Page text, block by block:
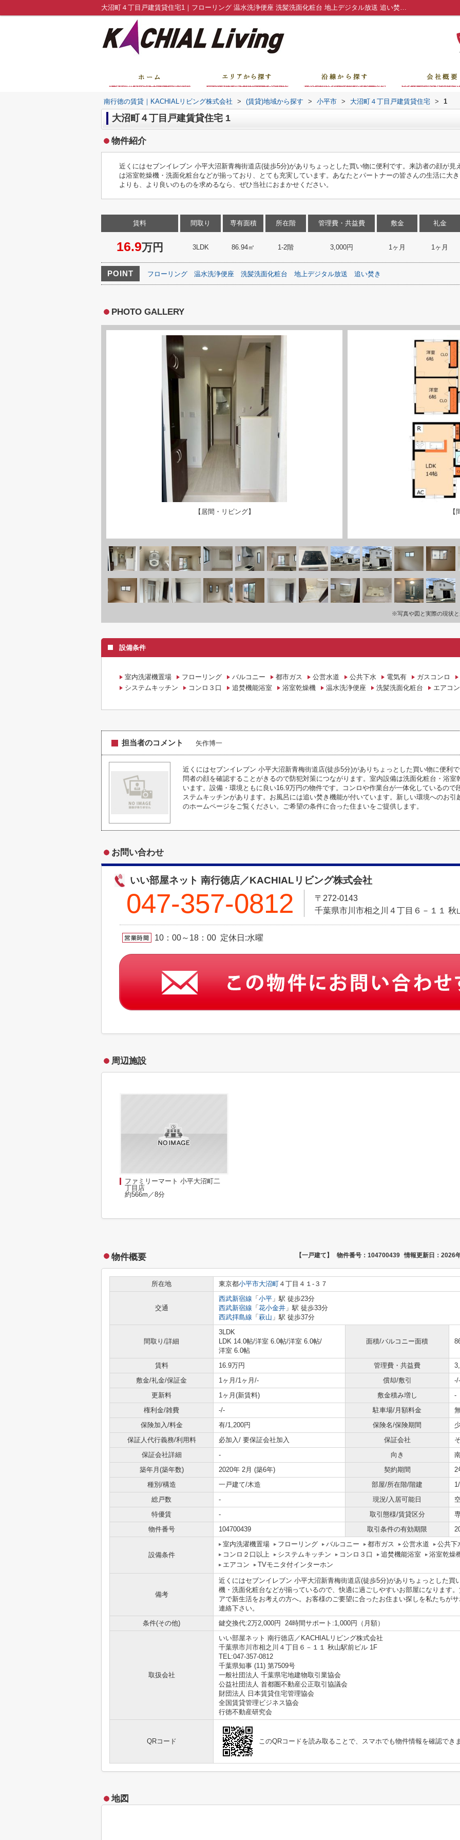
大沼町４丁目戸建賃貸住宅1｜フローリング 温水洗浄便座 洗髪洗面化粧台 地上デジタル放送 追い焚き｜南行徳の賃貸｜KACHIALリビング株式会社
南行徳の賃貸｜KACHIALリビング株式会社 > (賃貸)地域から探す > 小平市 > 大沼町４丁目戸建賃貸住宅 > 1
大沼町４丁目戸建賃貸住宅 1
物件紹介
近くにはセブンイレブン 小平大沼新青梅街道店(徒歩5分)がありちょっとした買い物に便利です。来訪者の顔が見
は浴室乾燥機・洗面化粧台などが揃っており、とても充実しています。あなたとパートナーの皆さんの生活に大
よりも、より良いのものを求めるなら、ぜひ当社におまかせください。
賃料
16.9万円
間取り
3LDK
専有面積
86.94㎡
所在階
1-2階
管理費・共益費
3,000円
敷金
1ヶ月
礼金
1ヶ月
POINT フローリング 温水洗浄便座 洗髪洗面化粧台 地上デジタル放送 追い焚き
PHOTO GALLERY
【居間・リビング】 【
※写真や図と実際の現状
設備条件
室内洗濯機置場 フローリング バルコニー 都市ガス 公営水道 公共下水 電気有
ガスコンロ
システムキッチン
コンロ３口 追焚機能浴室 浴室乾燥機 温水洗浄便座 洗髪洗面化粧台 エアコン
担当者のコメント 矢作博一
近くにはセブンイレブン 小平大沼新青梅街道店(徒歩5分)がありちょっとした買い物に便利
問者の顔を確認することがきるので防犯対策につながります。室内設備は洗面化粧台・浴
います。設備・環境ともに良い16.9万円の物件です。コンロや作業台が一体化しているので
ステムキッチンがあります。お風呂には追い焚き機能が付いています。新しい環境へのお
のホームページをご覧ください。ご希望の条件に合った住まいをご提供します。
お問い合わせ
いい部屋ネット 南行徳店／KACHIALリビング株式会社
047-357-0812
〒272-0143
千葉県市川市相之川４丁目６－１１ 秋
10：00～18：00 定休日:水曜
周辺施設
ファミリーマート 小平大沼町二
丁目店
約566m／8分
物件概要 【一戸建て】 物件番号：104700439 情報更新日：2026
所在地 東京都小平市大沼町 ４丁目４１-３７
交通
西武新宿線 「 小平 」駅 徒歩23分
西武新宿線 「 花小金井 」駅 徒歩33分
西武拝島線 「 萩山 」駅 徒歩37分
間取り/詳細
3LDK
LDK 14.0帖/洋室 6.0帖/洋室 6.0帖/
洋室 6.0帖
面積/バルコニー面積
賃料 16.9万円 管理費・共益費
敷金/礼金/保証金
1ヶ月/1ヶ月/- 償却/敷引
-/-
更新料
1ヶ月(新賃料) 敷金積み増し
-
権利金/雑費
-/- 駐車場/月額料金
保険加入/料金
有/1,200円 保険名/保険期間
保証人代行義務/利用料
必加入/ 要保証会社加入 保証会社
保証会社詳細
- 向き
築年月(築年数)
2020年 2月 (築6年) 契約期間
2
種別/構造
一戸建て/木造 部屋/所在階/階建
総戸数
- 現況/入居可能日
特優賃
- 取引態様/賃貸区分
物件番号
104700439 取引条件の有効期限
設備条件
室内洗濯機置場 フローリング バルコニー 都市ガス 公営水道
公共下
コンロ２口以上
システムキッチン コンロ３口 追焚機能浴室
浴室乾燥
エアコン
TVモニタ付インターホン
備考
近くにはセブンイレブン 小平大沼新青梅街道店(徒歩5分)がありちょっとした買
機・洗面化粧台などが揃っているので、快適に過ごしやすいお部屋になります
アで新生活をお考えの方へ。お客様のご要望に合ったお住まい探しを私たちが
連絡下さい。
条件(その他)
鍵交換代:2万2,000円 24時間サポート:1,000円（月額）
取扱会社
いい部屋ネット 南行徳店／KACHIALリビング株式会社
千葉県市川市相之川４丁目６－１１ 秋山駅前ビル 1F
TEL:047-357-0812
千葉県知事 (11) 第7509号
一般社団法人 千葉県宅地建物取引業協会
公益社団法人 首都圏不動産公正取引協議会
財団法人 日本賃貸住宅管理協会
全国賃貸管理ビジネス協会
行徳不動産研究会
QRコード このQRコードを読み取ることで、スマホでも物件情報を確認でき
地図